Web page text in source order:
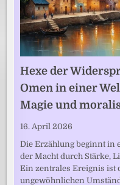
Hexe der
Omen in einer
Magie und
16. April 2026
Die Erzählung beginnt in
der Macht durch Stärke,
Ein zentrales Ereignis ist
ungewöhnlichen